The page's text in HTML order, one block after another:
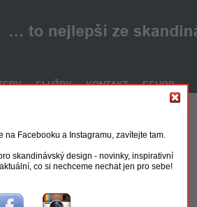
SLUŽBY KONTAKT ESHOP
na Facebooku a Instagramu, zavítejte tam.
skandinávský design - novinky, inspirativní
co si nechceme nechat jen pro sebe!